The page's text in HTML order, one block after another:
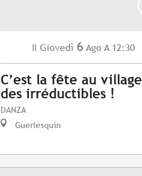
Il Giovedì 6 Ago A 12:30
C’est la fête au village
des irréductibles !
DANZA
Guerlesquin